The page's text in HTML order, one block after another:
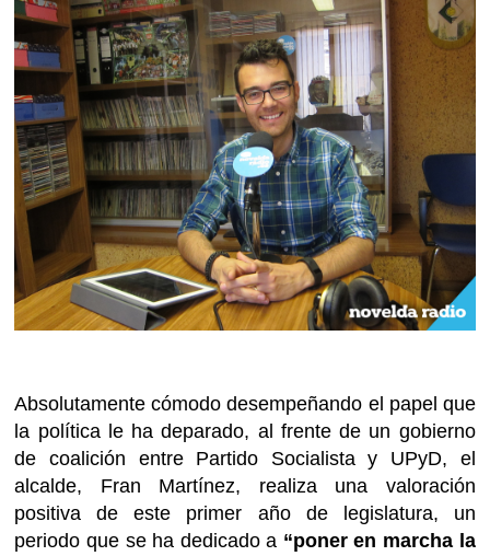
Absolutamente cómodo desempeñando el papel que
la política le ha deparado, al frente de un gobierno
de coalición entre Partido Socialista y UPyD, el
alcalde, Fran Martínez, realiza una valoración
positiva de este primer año de legislatura, un
periodo que se ha dedicado a “poner en marcha la